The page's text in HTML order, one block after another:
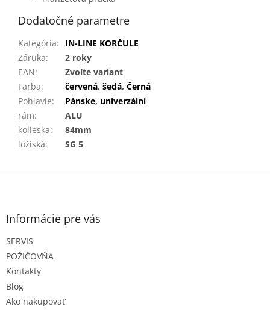
Dodatočné parametre
Kategória:
IN-LINE KORČULE
Záruka:
2 roky
EAN:
Zvoľte variant
Farba: červená, šedá, Černá
Pohlavie: Pánske, univerzální
rám:
ALU
kolieska:
84mm
ložiská: SG 5
Z
Informácie pre vás
SERVIS
POŽIČOVŇA
Kontakty
Blog
Ako nakupovať